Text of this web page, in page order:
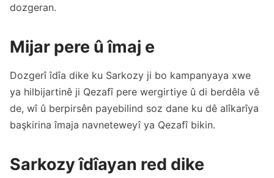
dozgeran.
Mijar pere û îmaj e
Dozgerî îdîa dike ku Sarkozy ji bo kampanyaya xwe
ya hilbijartinê ji Qezafî pere wergirtiye û di berdêla vê
de, wî û berpirsên payebilind soz dane ku dê alîkarîya
başkirina îmaja navneteweyî ya Qezafî bikin.
Sarkozy îdîayan red dike